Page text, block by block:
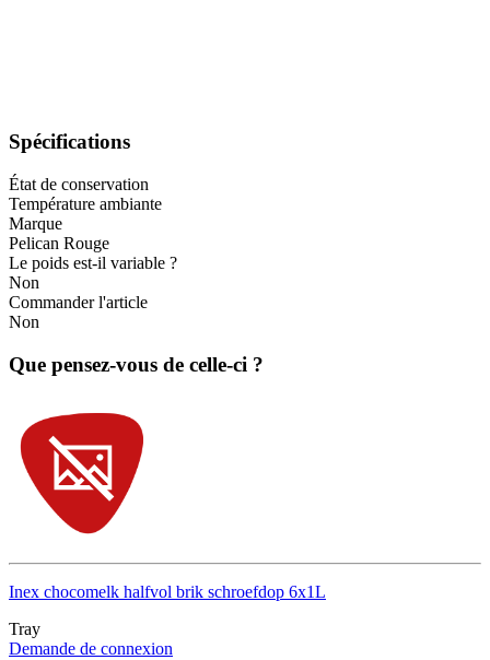
Spécifications
État de conservation
Température ambiante
Marque
Pelican Rouge
Le poids est-il variable ?
Non
Commander l'article
Non
Que pensez-vous de celle-ci ?
Inex chocomelk halfvol brik schroefdop 6x1L
Tray
Demande de connexion